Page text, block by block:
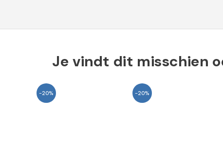
Je vindt dit misschien
-20% -20%